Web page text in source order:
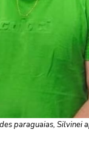
paraguaias, Silvinei